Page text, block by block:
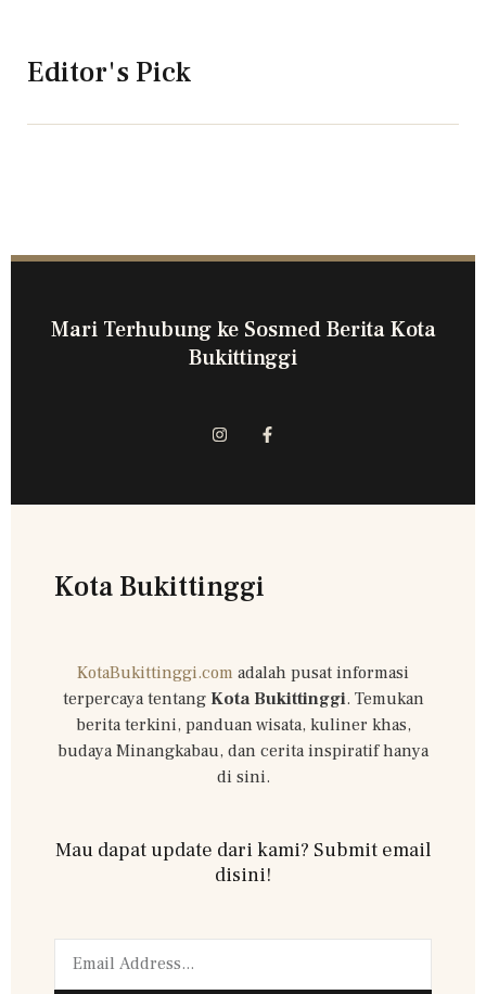
Editor's Pick
Mari Terhubung ke Sosmed Berita Kota
Bukittinggi
Kota Bukittinggi
KotaBukittinggi.com adalah pusat informasi
terpercaya tentang Kota Bukittinggi. Temukan
berita terkini, panduan wisata, kuliner khas,
budaya Minangkabau, dan cerita inspiratif hanya
di sini.
Mau dapat update dari kami? Submit email
disini!